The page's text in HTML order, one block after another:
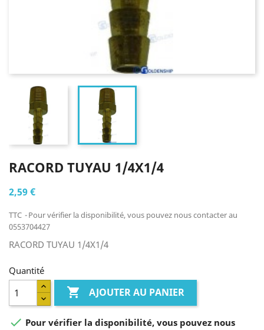
RACORD TUYAU 1/4X1/4
2,59 €
TTC
Pour vérifier la disponibilité, vous pouvez nous contacter au
0553704427
RACORD TUYAU 1/4X1/4
Quantité
 AJOUTER AU PANIER
 Pour vérifier la disponibilité, vous pouvez nous